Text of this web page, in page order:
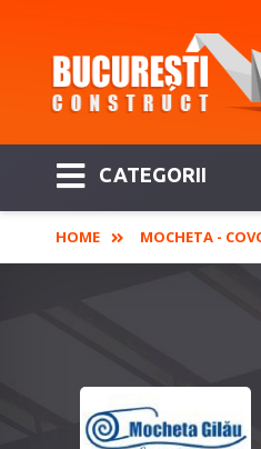
CATEGORII
HOME MOCHETA -